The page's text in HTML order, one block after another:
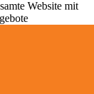
Website mit